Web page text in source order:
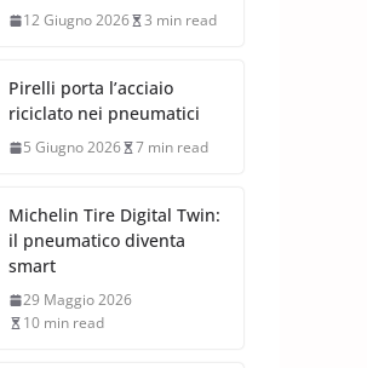
12 Giugno 2026 3 min read
Pirelli porta l’acciaio
riciclato nei pneumatici
5 Giugno 2026 7 min read
Michelin Tire Digital Twin:
il pneumatico diventa
smart
29 Maggio 2026
10 min read